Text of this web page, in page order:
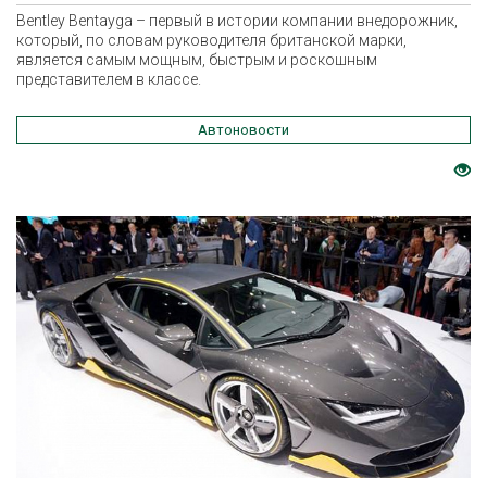
Bentley Bentayga – первый в истории компании внедорожник,
который, по словам руководителя британской марки,
является самым мощным, быстрым и роскошным
представителем в классе.
Автоновости